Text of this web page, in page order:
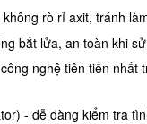
rò rỉ axit, tránh
bắt lửa, an toàn khi
nghệ tiên tiến nhất
- dễ dàng kiểm tra